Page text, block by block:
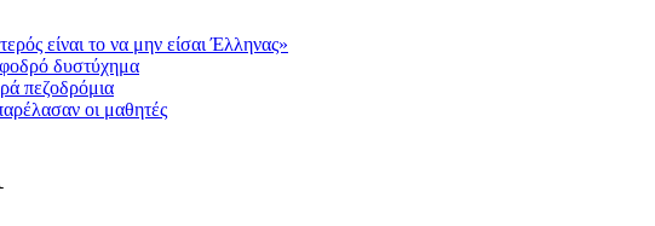
είναι το να μην είσαι Έλληνας»
δυστύχημα
πεζοδρόμια
οι μαθητές